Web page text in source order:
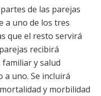
de las parejas
a uno de los tres
que el resto servirá
recibirá
y salud
uno. Se incluirá
y morbilidad